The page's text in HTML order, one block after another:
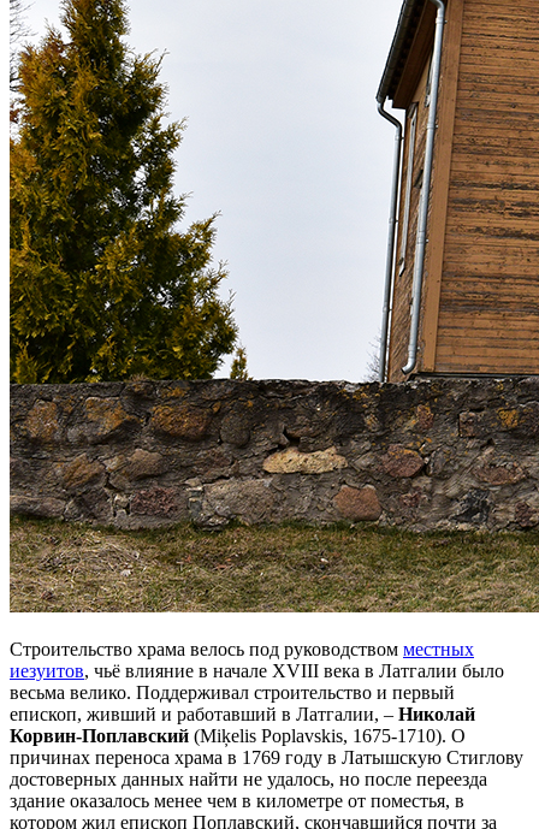
Строительство храма велось под руководством местных
иезуитов, чьё влияние в начале XVIII века в Латгалии было
весьма велико. Поддерживал строительство и первый
епископ, живший и работавший в Латгалии, – Николай
Корвин-Поплавский (Miķelis Poplavskis, 1675-1710). О
причинах переноса храма в 1769 году в Латышскую Стиглову
достоверных данных найти не удалось, но после переезда
здание оказалось менее чем в километре от поместья, в
котором жил епископ Поплавский, скончавшийся почти за